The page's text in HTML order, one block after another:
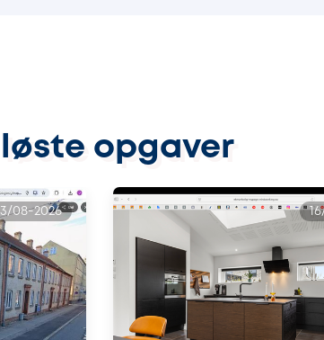
opgaver
08-2026